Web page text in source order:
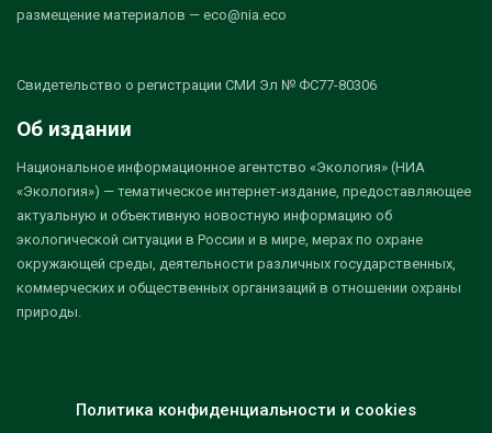
размещение материалов — eco@nia.eco
Свидетельство о регистрации СМИ Эл № ФС77-80306
Об издании
Национальное информационное агентство «Экология» (НИА
«Экология») — тематическое интернет-издание, предоставляющее
актуальную и объективную новостную информацию об
экологической ситуации в России и в мире, мерах по охране
окружающей среды, деятельности различных государственных,
коммерческих и общественных организаций в отношении охраны
природы.
Политика конфиденциальности и cookies